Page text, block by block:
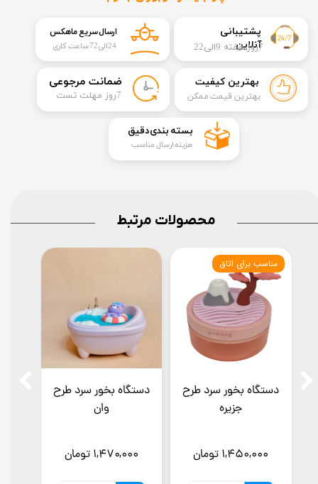
​​پشتیبانی
آنلاین7روز هفته 9الی22
​ضمانت مرجوعی
​7روز مهلت تست
بهترین کیفیت
بهترین قیمت ممکن
ارسال سریع ماهکس
24الی72 ساعت کاری
​بسته بندی دقیق​​​​​​​
هزینه ارسال مناسب
دستگاه بخور سرد طرح
وان
۱,۴۷۰,۰۰۰ تومان
دستگاه بخور سرد طرح
جزیره
۱,۴۵۰,۰۰۰ تومان
مناسب برای اتاق
محصولات مرتبط